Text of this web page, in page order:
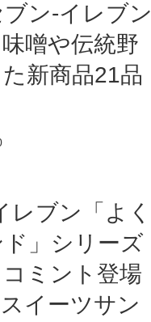
ン-イレブン
噌や伝統野
新商品21品
レブン「よく
」シリーズ
ミント登場
スイーツサン